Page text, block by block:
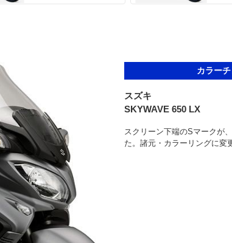
カラー
スズキ
SKYWAVE 650 LX
スクリーン下端のSマークが
た。諸元・カラーリングに変